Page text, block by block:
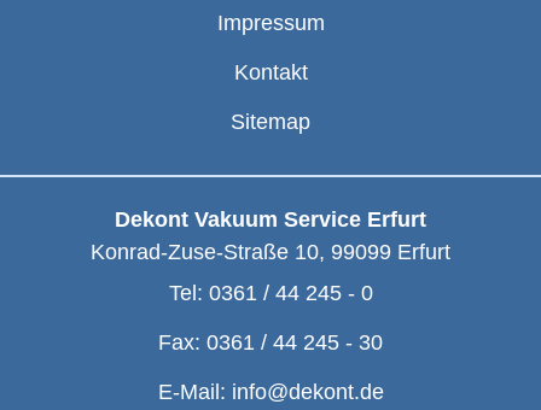
Impressum
Kontakt
Sitemap
Dekont Vakuum Service Erfurt
Konrad-Zuse-Straße 10, 99099 Erfurt
Tel: 0361 / 44 245 - 0
Fax: 0361 / 44 245 - 30
E-Mail: info@dekont.de